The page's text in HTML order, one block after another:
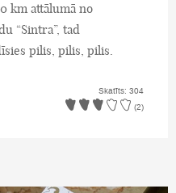
km attālumā no
“Sintra”, tad
pilis, pilis, pilis.
Skatīts: 304
(2)